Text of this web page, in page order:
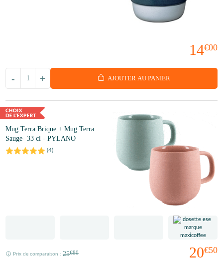
14€00
+
- AJOUTER AU PANIER
Mug Terra Brique + Mug Terra
Sauge- 33 cl - PYLANO
(4)
20€50
Prix de comparaison : 25€80